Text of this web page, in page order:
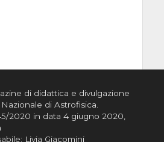
di didattica e divulgazione
di Astrofisica
2020 in data 4 giugno 2020,
Livia Giacomini